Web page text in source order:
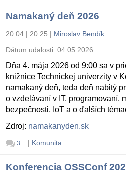
Namakaný deň 2026
20.04 | 20:25 | Miroslav Bendík
Dátum udalosti: 04.05.2026
Dňa 4. mája 2026 od 9:00 sa v
knižnice Technickej univerzity v
namakaný deň, teda deň nabitý
o vzdelávaní v IT, programovaní,
bezpečnosti, IoT a o ďalších
Zdroj: namakanyden.sk
3 | Komunita
Konferencia OSSConf